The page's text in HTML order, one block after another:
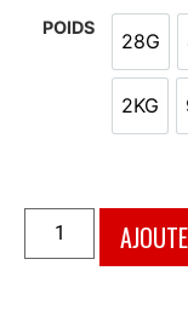
POIDS
28G
28G
2KG
2KG